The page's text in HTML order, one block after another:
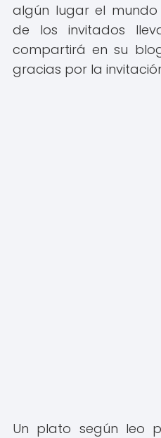
algún lugar el
de los invitados
compartirá en su
gracias por la
Un plato según leo